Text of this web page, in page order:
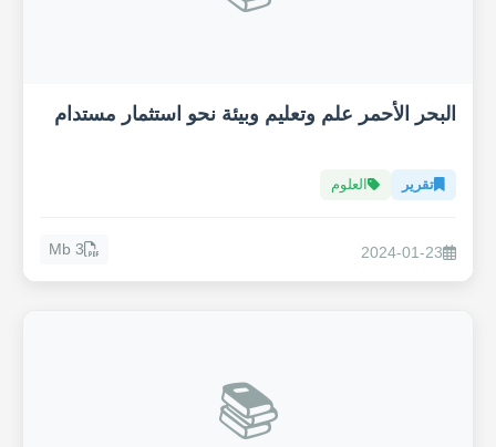
البحر الأحمر علم وتعليم وبيئة نحو استثمار مستدام
تقرير العلوم
2024-01-23
3 Mb
📚